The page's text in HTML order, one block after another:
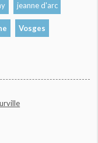
jeanne d'arc
Vosges